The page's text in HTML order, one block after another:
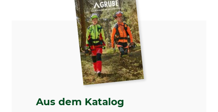
Gelände
weit
IP-Schutzart
IP68
Marke
Nero
Produkttyp
LED-Arbeitsscheinwerfer
Kombi-Ausleuchtung 80 W
Aus dem Katalog